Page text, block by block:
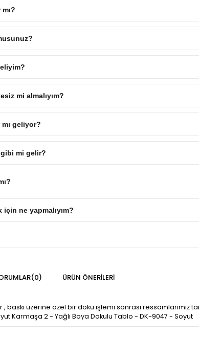
mi almalıyım?
mı geliyor?
mi gelir?
ne yapmalıyım?
(0) ÜRÜN ÖNERILERI
baskı üzerine özel bir doku işlemi sonrası
Karmaşa 2 - Yağlı Boya Dokulu Tablo - DK-9047 - Soyut